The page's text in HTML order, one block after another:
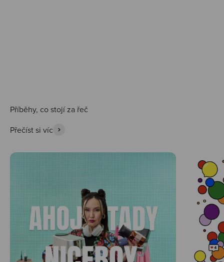
Přečíst si víc